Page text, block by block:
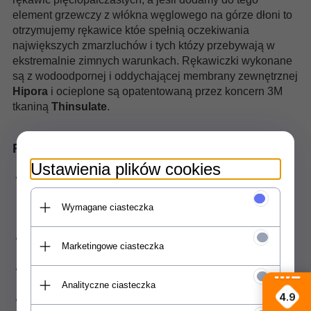
element grzewczy z włókna węglowego na górze dłoni to
otrzymujemy rękawice któe spełnią oczekiwania
największych zmarzluchów i tych któzy przebywają w
ekstremalnie zimnych warunkach. Rękawiczki wykonane
są z wodoodpornej i oddychającej membrany zewnętrznej
Hipora i ocieplone są opatentowaną przez koncern 3M
tkaniną Thinsulate.
Rękawice Glovii GZ1
Element grzewczy zbudowany z włókna węglowego
zapewnia niespotykaną odporność i trwałość oraz
dzięki emisji fal podczerwonych posiada właściwości
Bezpieczna i wydajna bateria Li-Poly zapewnia długi
czas pracy systemu ogrzewania
Zamykana kieszeń do przechowywania baterii daje
wygodę użytkowania na co dzień
Ustawienia plików cookies
Wymagane ciasteczka
Marketingowe ciasteczka
Analityczne ciasteczka
4.9